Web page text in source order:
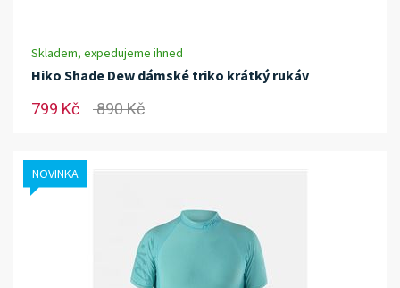
Skladem, expedujeme ihned
Hiko Shade Dew dámské triko krátký rukáv
799 Kč 890 Kč
NOVINKA